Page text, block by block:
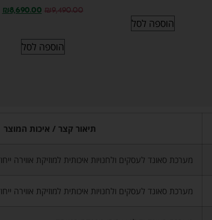
הוספה לסל
₪9,490.00
₪8,690.00
הוספה לסל
תיאור קצר / איכות המוצר
מערכת סאונד לעסקים ולחנויות איכותית למוזיקת אווירה
מערכת סאונד לעסקים ולחנויות איכותית למוזיקת אווירה